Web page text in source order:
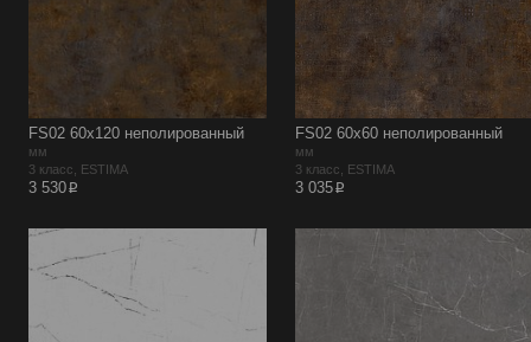
FS02 60х120 неполированный
мм
3 класс, ESTIMA
3 530p
FS02 60х60 неполированный
мм
3 класс, ESTIMA
3 035p